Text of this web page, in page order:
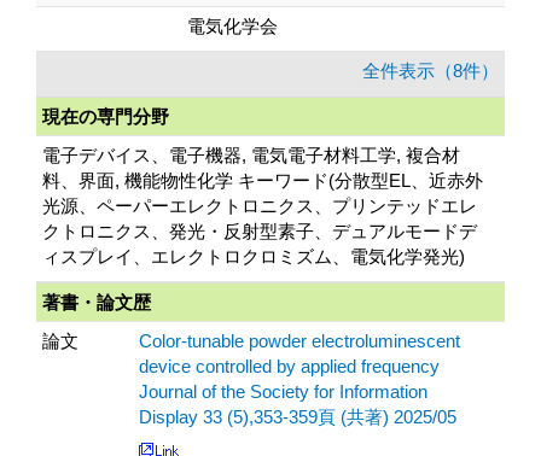
電気化学会
全件表示（8件）
現在の専門分野
電子デバイス、電子機器, 電気電子材料工学, 複合材
料、界面, 機能物性化学 キーワード(分散型EL、近赤外
光源、ペーパーエレクトロニクス、プリンテッドエレ
クトロニクス、発光・反射型素子、デュアルモードデ
ィスプレイ、エレクトロクロミズム、電気化学発光)
著書・論文歴
論文
Color-tunable powder electroluminescent
device controlled by applied frequency
Journal of the Society for Information
Display 33 (5),353-359頁 (共著) 2025/05